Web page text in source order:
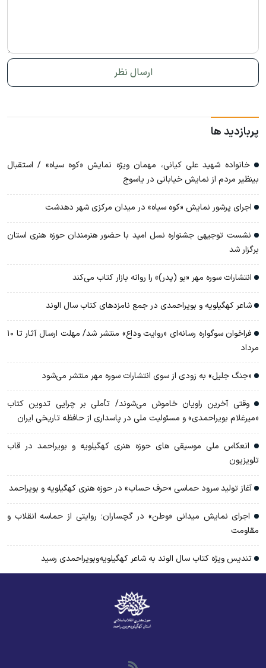
پربازدید ها
خانواده شهید علی کیانی، مهمان ویژه نمایش «کوه سیاه» / استقبال
بینظیر مردم از نمایش خیابانی در یاسوج
اجرای پرشور نمایش «کوه سیاه» در میدان مرکزی شهر دهدشت
نشست توجیهی جشنواره نسل امید با حضور هنرمندان حوزه هنری استان
برگزار شد
انتشارات سوره مهر «بو (پدر)» را روانه بازار کتاب می‌کند
شاعر کهگیلویه و بویراحمدی در جمع نامزدهای کتاب سال الوند
فراخوان سوگواره رسانه‌ای «روایت وداع» منتشر شد/ مهلت ارسال آثار تا ۱۰
مرداد
«جنگ جلیل» به زودی از سوی انتشارات سوره مهر منتشر می‌شود
وقتی آخرین راویان خاموش می‌شوند/ تأملی بر چرایی تدوین کتاب
«میرغلام بویراحمدی» و مسئولیت ملی در پاسداری از حافظه تاریخی ایران
انعکاس ملی موسیقی های حوزه هنری کهگیلویه و بویراحمد در قاب
تلویزیون
آغاز تولید سرود حماسی «حرف حساب» در حوزه هنری کهگیلویه و بویراحمد
اجرای نمایش میدانی «وطن» در گچساران؛ روایتی از حماسه انقلاب و
مقاومت
تندیس ویژه کتاب سال الوند به شاعر کهگیلویه‌وبویراحمدی رسید